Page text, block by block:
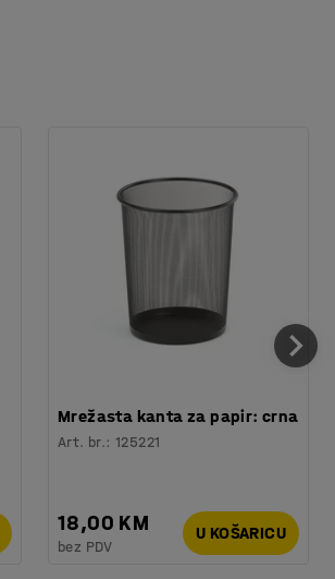
Mrežasta kanta za papir: crna
Art. br.:125221
18,00 KM
bez PDV
U KOŠARICU